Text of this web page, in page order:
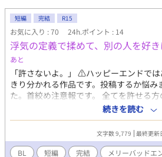
ヤ） 21歳 大学生 アルファ 幸広・智
から口数は少なく怖い印象を持たれやす
して執着はなく彼女も欲しいとは思って
覚醒時に初めて性欲の高まりを感じ、幸
それ以来、性欲が上がったことを自覚す
いことに気づいてしまい。悶々とした
ターンシップ先で、雪広ががバイトで来
見るが彼を見つけた途端、興奮が高まっ
の性癖を狂わせた責任を取れと幸広に関
短編 完結 R15
お気に入り : 70 24h.ポイント : 14
浮気の定義で揉めて、別の人を好
あと
「許さないよ。」 ⚠️ハッピーエンドで
きり分かれる作品です。投稿するか悩
た。首絞め注意報です。 全てを許せる
度こういう生々しい昼ドラ系BLを書い
けが悪いのか、攻めの自業自得なのか…
第です。 アイドル上がりの国民的スタ
売れない脇役俳優 攻めが女性アイドル
け。どうやら攻めと受けで浮気に対する
続きを読む
文字数 9,779 最終更新
BL 短編 完結 メリーバッドエ